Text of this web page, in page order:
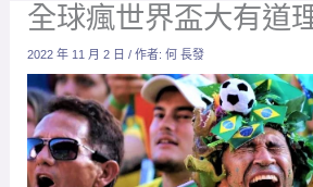
全球瘋世界盃大有道
2022 年 11 月 2 日/ 作者:何 長發